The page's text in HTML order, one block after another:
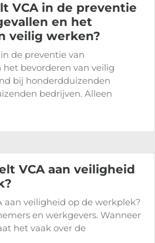
VCA in de preventie
en het
veilig werken?
de preventie van
bevorderen van veilig
bij honderdduizenden
bedrijven. Alleen
VCA aan veiligheid
aan veiligheid op de werkplek?
en werkgevers. Wanneer
het vaak over de